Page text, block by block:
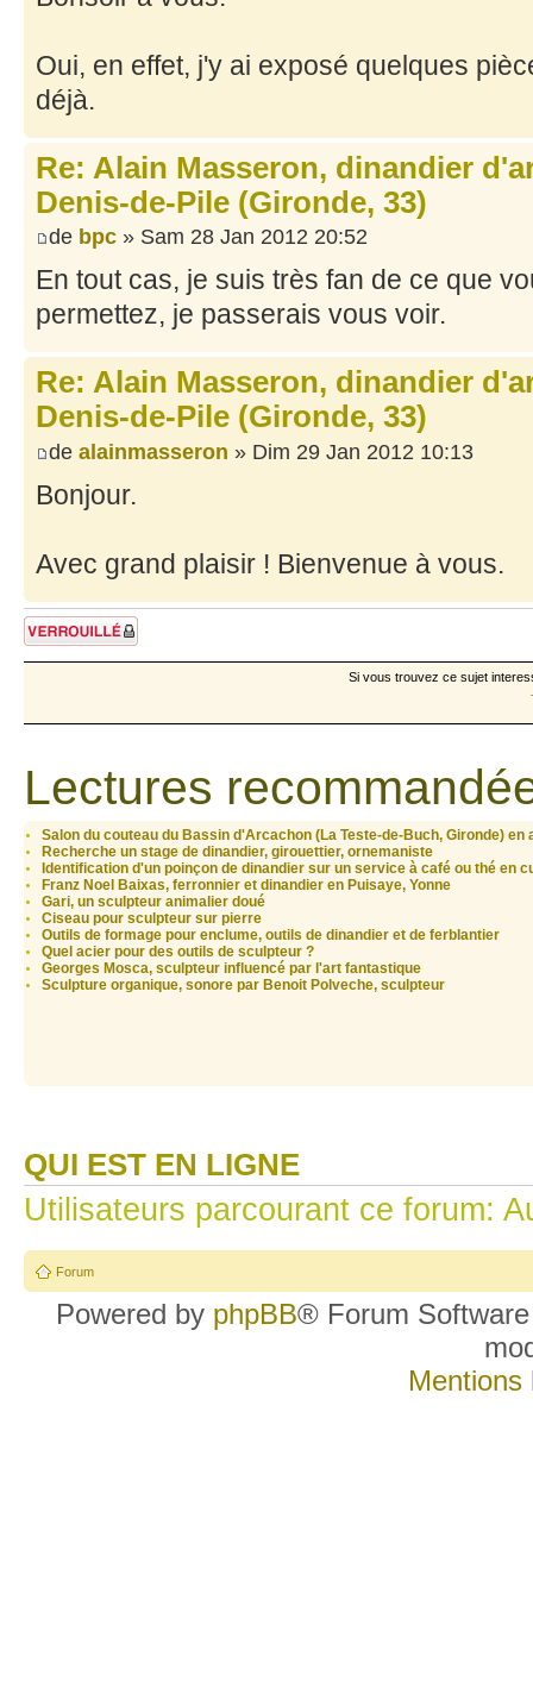
Oui, en effet, j'y ai exposé quelques
déjà.
Re: Alain Masseron, dinandier
Denis-de-Pile (Gironde, 33)
de bpc » Sam 28 Jan 2012 20:52
En tout cas, je suis très fan de ce que
permettez, je passerais vous voir.
Re: Alain Masseron, dinandier
Denis-de-Pile (Gironde, 33)
de alainmasseron » Dim 29 Jan 2012 10:13
Bonjour.
Avec grand plaisir ! Bienvenue à vous.
Sujet verrouillé
Si vous trouvez ce sujet
Lectures
Salon du couteau du Bassin d'Arcachon (La Teste-de-Buch, Gironde) en
Recherche un stage de dinandier, girouettier, ornemaniste
Identification d'un poinçon de dinandier sur un service à café ou thé en
Franz Noel Baixas, ferronnier et dinandier en Puisaye, Yonne
Gari, un sculpteur animalier doué
Ciseau pour sculpteur sur pierre
Outils de formage pour enclume, outils de dinandier et de ferblantier
Quel acier pour des outils de sculpteur ?
Georges Mosca, sculpteur influencé par l'art fantastique
Sculpture organique, sonore par Benoit Polveche, sculpteur
QUI EST EN LIGNE
Utilisateurs parcourant ce forum:
Forum
Powered by phpBB® Forum
Mentions